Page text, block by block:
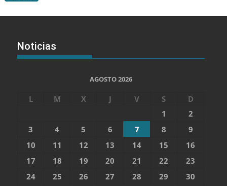
Noticias
AGOSTO 2026
L M X J V S
D
1
2
3
4 5 6 7 8
9
10
11 12 13 14 15
16
17
18 19 20 21 22
23
24
25 26 27 28 29
30